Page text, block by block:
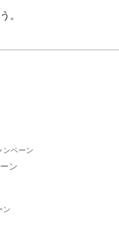
。
ンペーン
ン
ン